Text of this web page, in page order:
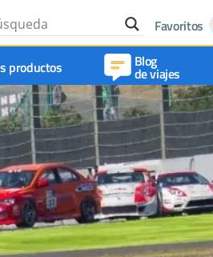
Favoritos
productos Blog
de viajes